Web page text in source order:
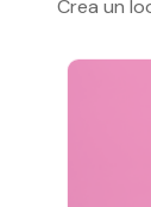
Crea un